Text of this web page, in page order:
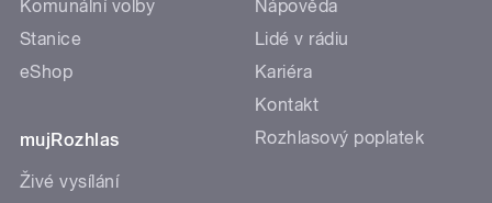
Komunální volby
Stanice
eShop
mujRozhlas
Živé vysílání
Nápověda
Lidé v rádiu
Kariéra
Kontakt
Rozhlasový poplatek